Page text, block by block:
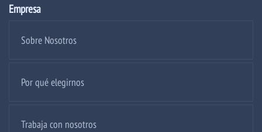
Empresa
Sobre Nosotros
Por qué elegirnos
Trabaja con nosotros